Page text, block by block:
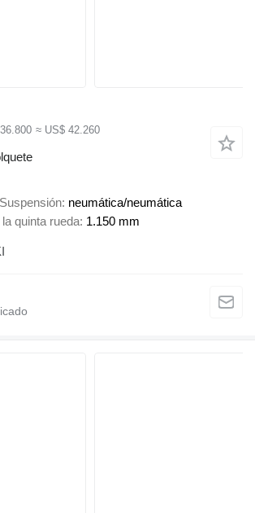
≈ US$ 42.260
Suspensión neumática/neumática
quinta rueda 1.150 mm